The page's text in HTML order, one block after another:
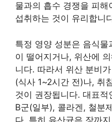
물과의 흡수 경쟁을 피해
섭취하는 것이 유리합니
특정 영양 성분은 음식
이 떨어지거나, 위산에
니다. 따라서 위산 분비
(식사 1~2시간 전)나, 취
것이 권장됩니다. 대표
B군(일부), 콜라겐, 철분
다. 특히 유산균은 장까